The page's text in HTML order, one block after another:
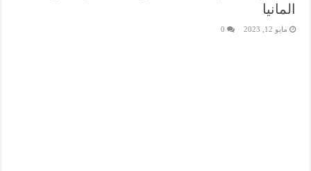
المانيا
مايو 12, 2023 0